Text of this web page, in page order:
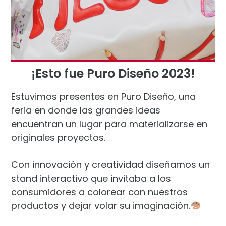
¡Esto fue Puro Diseño 2023!
Estuvimos presentes en Puro Diseño, una
feria en donde las grandes ideas
encuentran un lugar para materializarse en
originales proyectos.
Con innovación y creatividad diseñamos un
stand interactivo que invitaba a los
consumidores a colorear con nuestros
productos y dejar volar su imaginación.